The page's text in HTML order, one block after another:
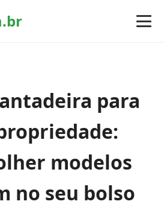
para
modelos
no seu bolso